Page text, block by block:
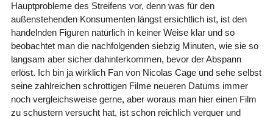
Hauptprobleme des Streifens vor, denn was für den
außenstehenden Konsumenten längst ersichtlich ist, ist den
handelnden Figuren natürlich in keiner Weise klar und so
beobachtet man die nachfolgenden siebzig Minuten, wie sie so
langsam aber sicher dahinterkommen, bevor der Abspann
erlöst. Ich bin ja wirklich Fan von Nicolas Cage und sehe selbst
seine zahlreichen schrottigen Filme neueren Datums immer
noch vergleichsweise gerne, aber woraus man hier einen Film
zu schustern versucht hat, ist schon reichlich verquer und